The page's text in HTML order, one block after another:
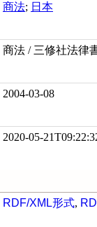
商法; 日本
商法 / 三修社法律
2004-03-08
2020-05-
RDF/XML形式,